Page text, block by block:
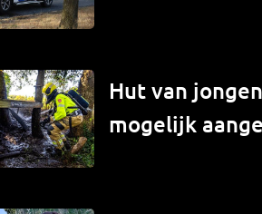
Hut van
mogelijk